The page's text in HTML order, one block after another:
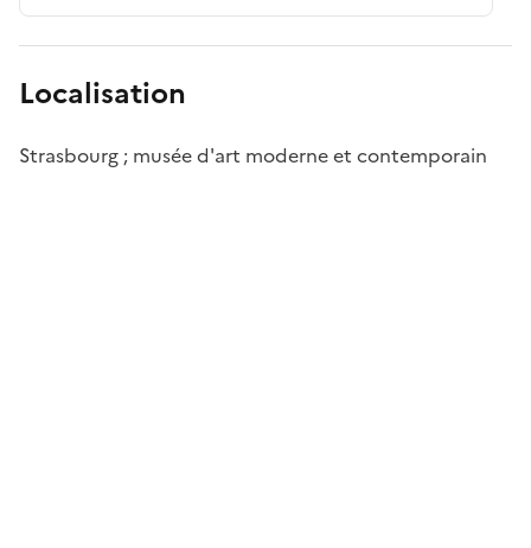
Localisation
Strasbourg ; musée d'art moderne et contemporain